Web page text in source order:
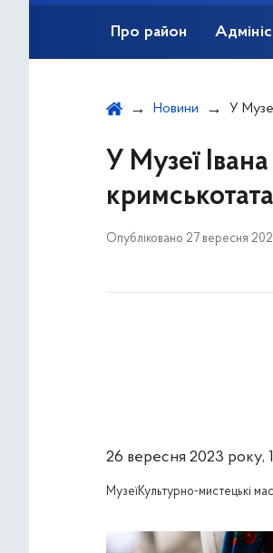
Про район
Новини У Музеї Івана
У Музеї
Опубліковано 27 вересня
26 вересня 2023 року,
МузеїКультурно-мистецькі